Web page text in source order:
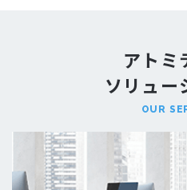
アトミ
ソリュー
OUR